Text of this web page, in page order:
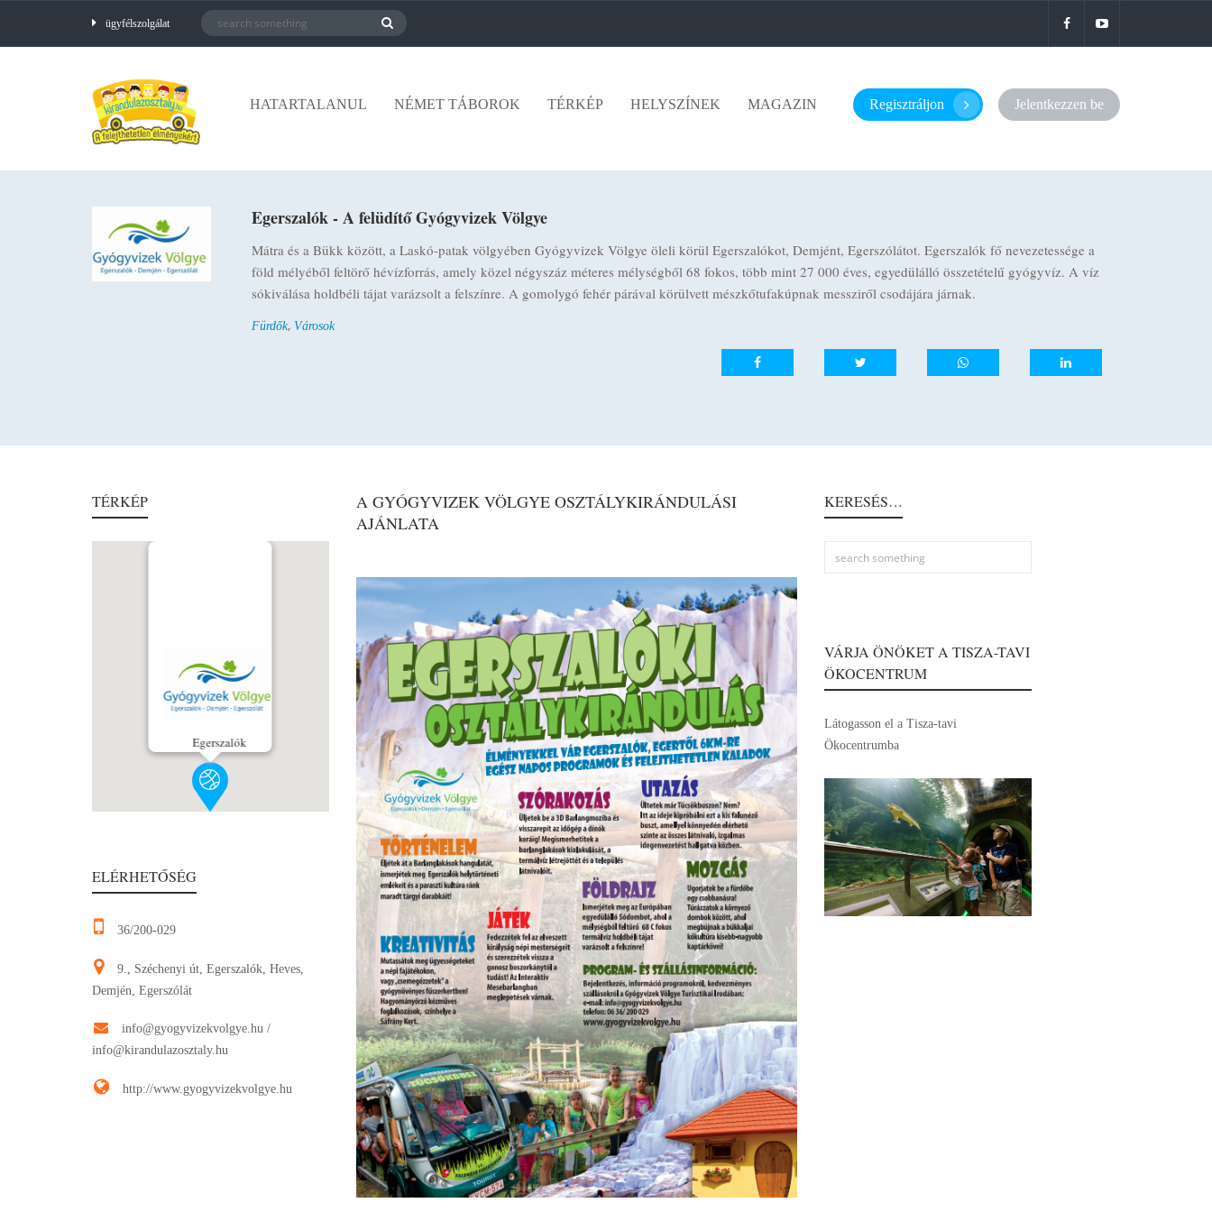
ügyfélszolgálat
Regisztráljon Jelentkezzen be
HATARTALANUL NÉMET TÁBOROK TÉRKÉP HELYSZÍNEK MAGAZIN
Egerszalók - A felüdítő Gyógyvizek Völgye
Mátra és a Bükk között, a Laskó-patak völgyében Gyógyvizek Völgye öleli körül Egerszalókot, Demjént, Egerszólátot. Egerszalók fő nevezetessége a
föld mélyéből feltörő hévízforrás, amely közel négyszáz méteres mélységből 68 fokos, több mint 27 000 éves, egyedülálló összetételű gyógyvíz. A víz
sókiválása holdbéli tájat varázsolt a felszínre. A gomolygó fehér párával körülvett mészkőtufakúpnak messziről csodájára járnak.
Fürdők, Városok
TÉRKÉP
Egerszalók
ELÉRHETŐSÉG
36/200-029
9., Széchenyi út, Egerszalók, Heves,
Demjén, Egerszólát
info@gyogyvizekvolgye.hu /
info@kirandulazosztaly.hu
http://www.gyogyvizekvolgye.hu
A GYÓGYVIZEK VÖLGYE OSZTÁLYKIRÁNDULÁSI
AJÁNLATA
KERESÉS…
VÁRJA ÖNÖKET A TISZA-TAVI
ÖKOCENTRUM
Látogasson el a Tisza-tavi
Ökocentrumba